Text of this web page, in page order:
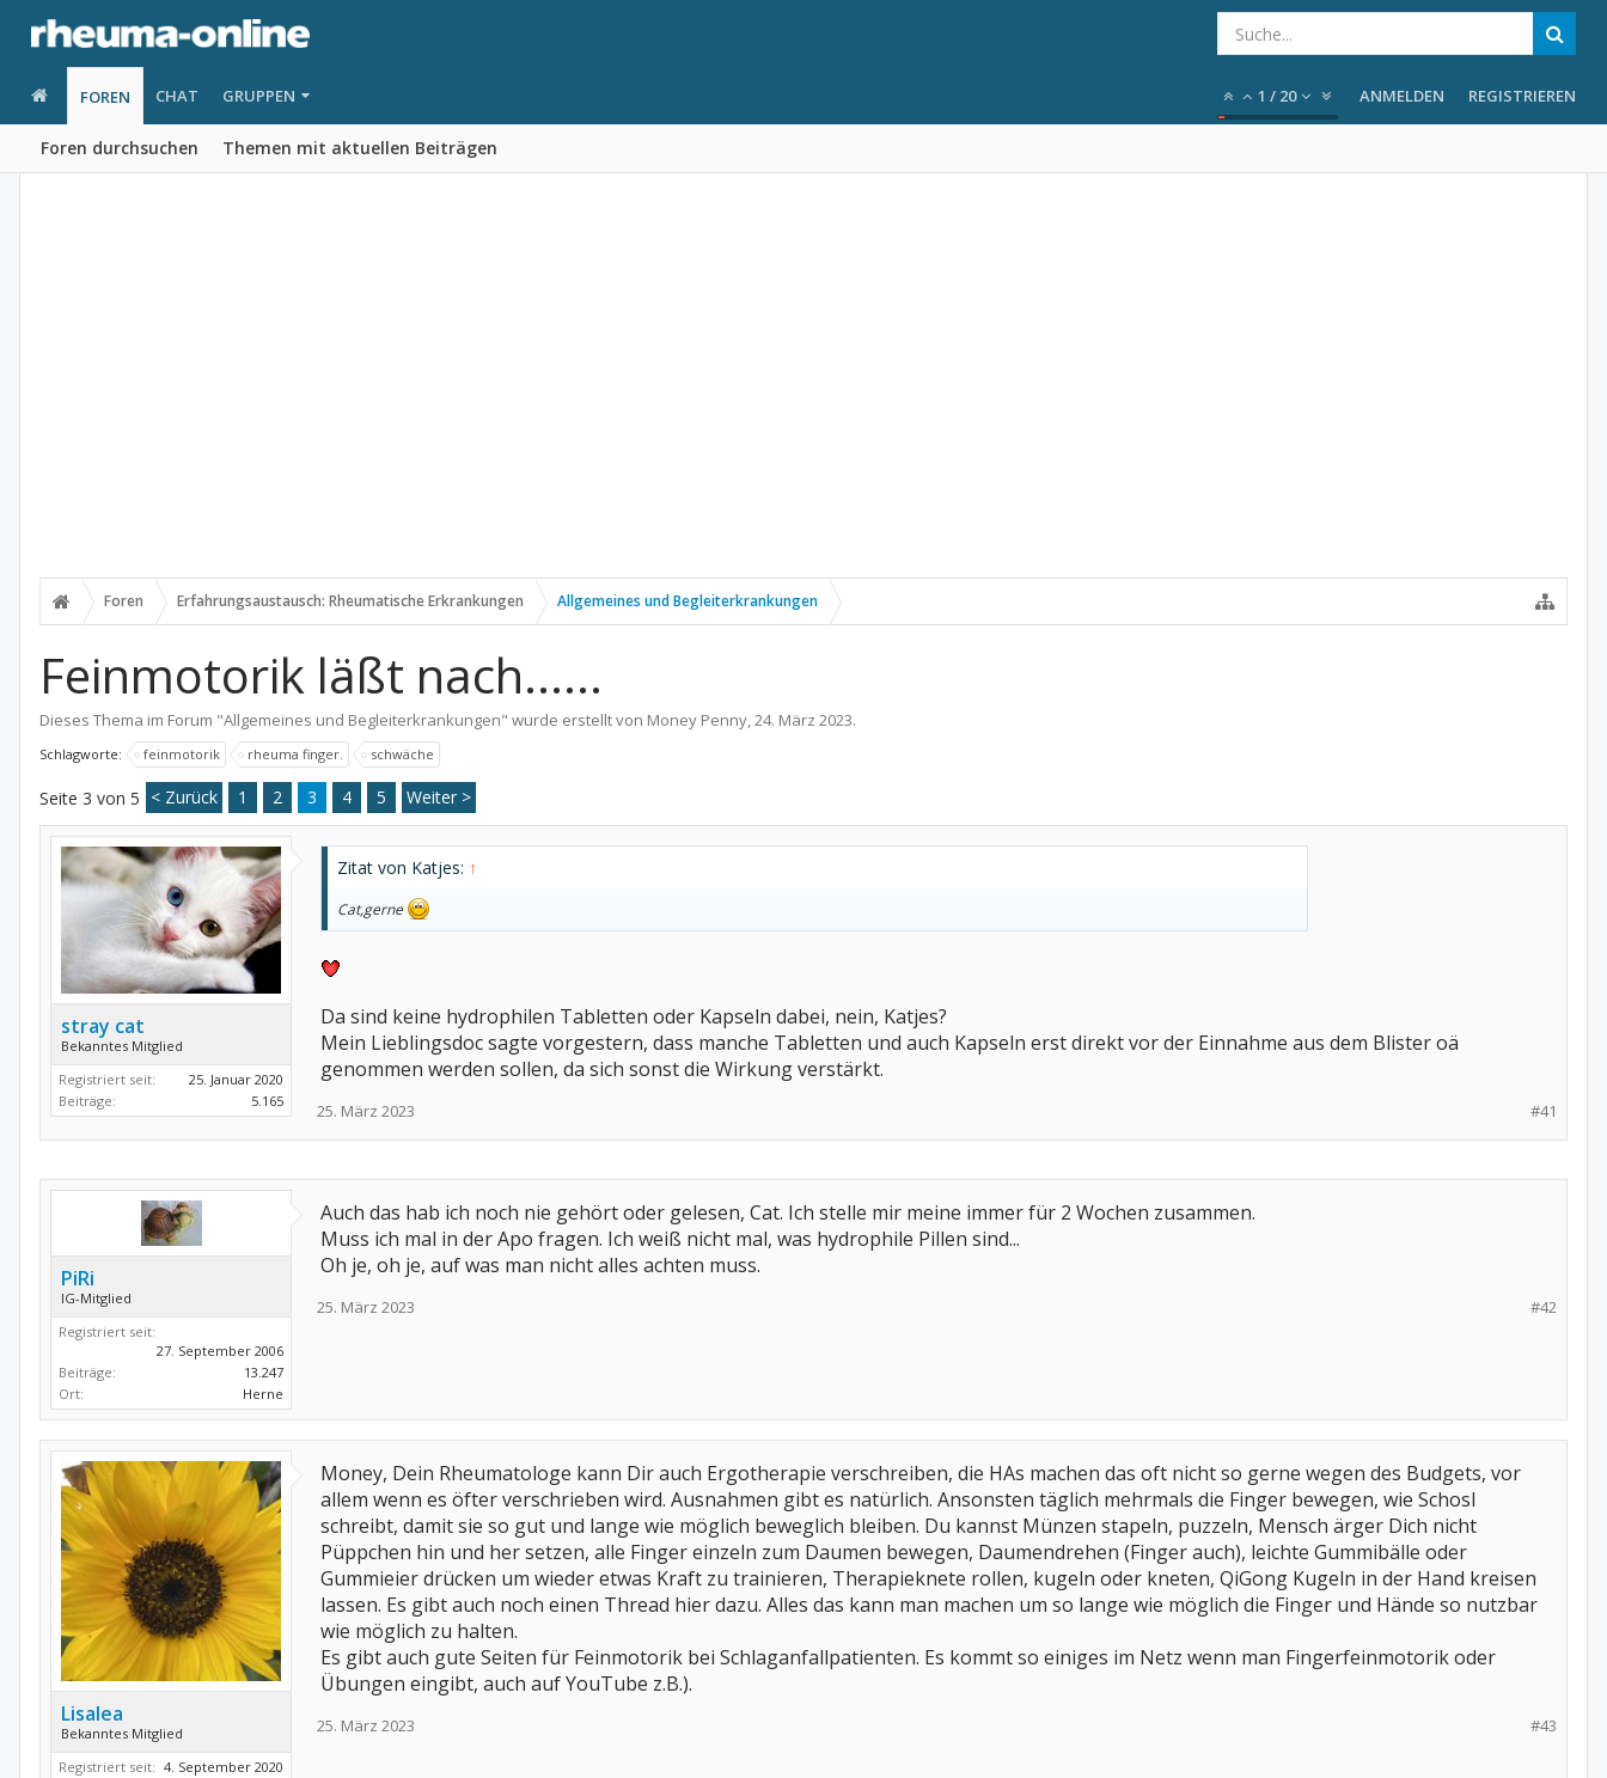
FOREN
Foren durchsuchen Themen mit aktuellen Beiträgen
CHAT GRUPPEN 1 / 20 ANMELDEN REGISTRIEREN
Foren Erfahrungsaustausch: Rheumatische Erkrankungen Allgemeines und Begleiterkrankungen
Feinmotorik läßt nach......
Dieses Thema im Forum "Allgemeines und Begleiterkrankungen" wurde erstellt von Money Penny,24. März 2023.
Schlagworte: feinmotorik rheuma finger. schwäche
Seite 3 von 5 < Zurück 1 2 3 4 5 Weiter >
stray cat
Bekanntes Mitglied
Registriert seit:
25. Januar 2020
Beiträge:
5.165
Zitat von Katjes: ↑
Cat,gerne
Da sind keine hydrophilen Tabletten oder Kapseln dabei, nein, Katjes?
Mein Lieblingsdoc sagte vorgestern, dass manche Tabletten und auch Kapseln erst direkt vor der Einnahme aus dem Blister oä
genommen werden sollen, da sich sonst die Wirkung verstärkt.
#41
25. März 2023
PiRi
IG-Mitglied
Registriert seit:
27. September 2006
Beiträge:
13.247
Ort:
Herne
Auch das hab ich noch nie gehört oder gelesen, Cat. Ich stelle mir meine immer für 2 Wochen zusammen.
Muss ich mal in der Apo fragen. Ich weiß nicht mal, was hydrophile Pillen sind...
Oh je, oh je, auf was man nicht alles achten muss.
#42
25. März 2023
Lisalea
Bekanntes Mitglied
Registriert seit: 4. September 2020
Money, Dein Rheumatologe kann Dir auch Ergotherapie verschreiben, die HAs machen das oft nicht so gerne wegen des Budgets, vor
allem wenn es öfter verschrieben wird. Ausnahmen gibt es natürlich. Ansonsten täglich mehrmals die Finger bewegen, wie Schosl
schreibt, damit sie so gut und lange wie möglich beweglich bleiben. Du kannst Münzen stapeln, puzzeln, Mensch ärger Dich nicht
Püppchen hin und her setzen, alle Finger einzeln zum Daumen bewegen, Daumendrehen (Finger auch), leichte Gummibälle oder
Gummieier drücken um wieder etwas Kraft zu trainieren, Therapieknete rollen, kugeln oder kneten, QiGong Kugeln in der Hand kreisen
lassen. Es gibt auch noch einen Thread hier dazu. Alles das kann man machen um so lange wie möglich die Finger und Hände so nutzbar
wie möglich zu halten.
Es gibt auch gute Seiten für Feinmotorik bei Schlaganfallpatienten. Es kommt so einiges im Netz wenn man Fingerfeinmotorik oder
Übungen eingibt, auch auf YouTube z.B.).
#43
25. März 2023